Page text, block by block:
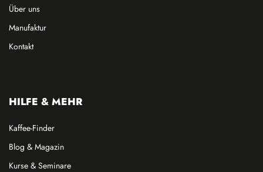
Über uns
Manufaktur
Kontakt
HILFE & MEHR
Kaffee-Finder
Blog & Magazin
Kurse & Seminare